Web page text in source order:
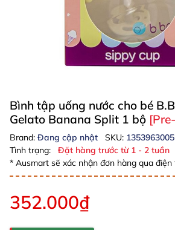
Bình tập uống nước cho bé
Gelato Banana Split 1 bộ
Brand: Đang cập nhật SKU:
Tình trạng:
Đặt hàng trước từ 1 - 2 tuần
* Ausmart sẽ xác nhận đơn hàng qua điện
352.000₫